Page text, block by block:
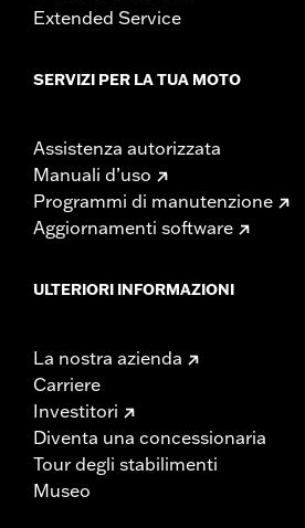
Extended Service
SERVIZI PER LA TUA MOTO
Assistenza autorizzata
Manuali d’uso
Programmi di manutenzione
Aggiornamenti software
ULTERIORI INFORMAZIONI
La nostra azienda
Carriere
Investitori
Diventa una concessionaria
Tour degli stabilimenti
Museo